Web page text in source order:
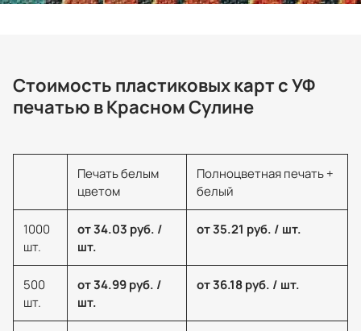
Стоимость пластиковых карт с УФ
печатью в Красном Сулине
Печать белым
цветом
Полноцветная печать +
белый
1000
шт.
от 34.03 руб. /
шт.
от 35.21 руб. / шт.
500
шт.
от 34.99 руб. /
шт.
от 36.18 руб. / шт.